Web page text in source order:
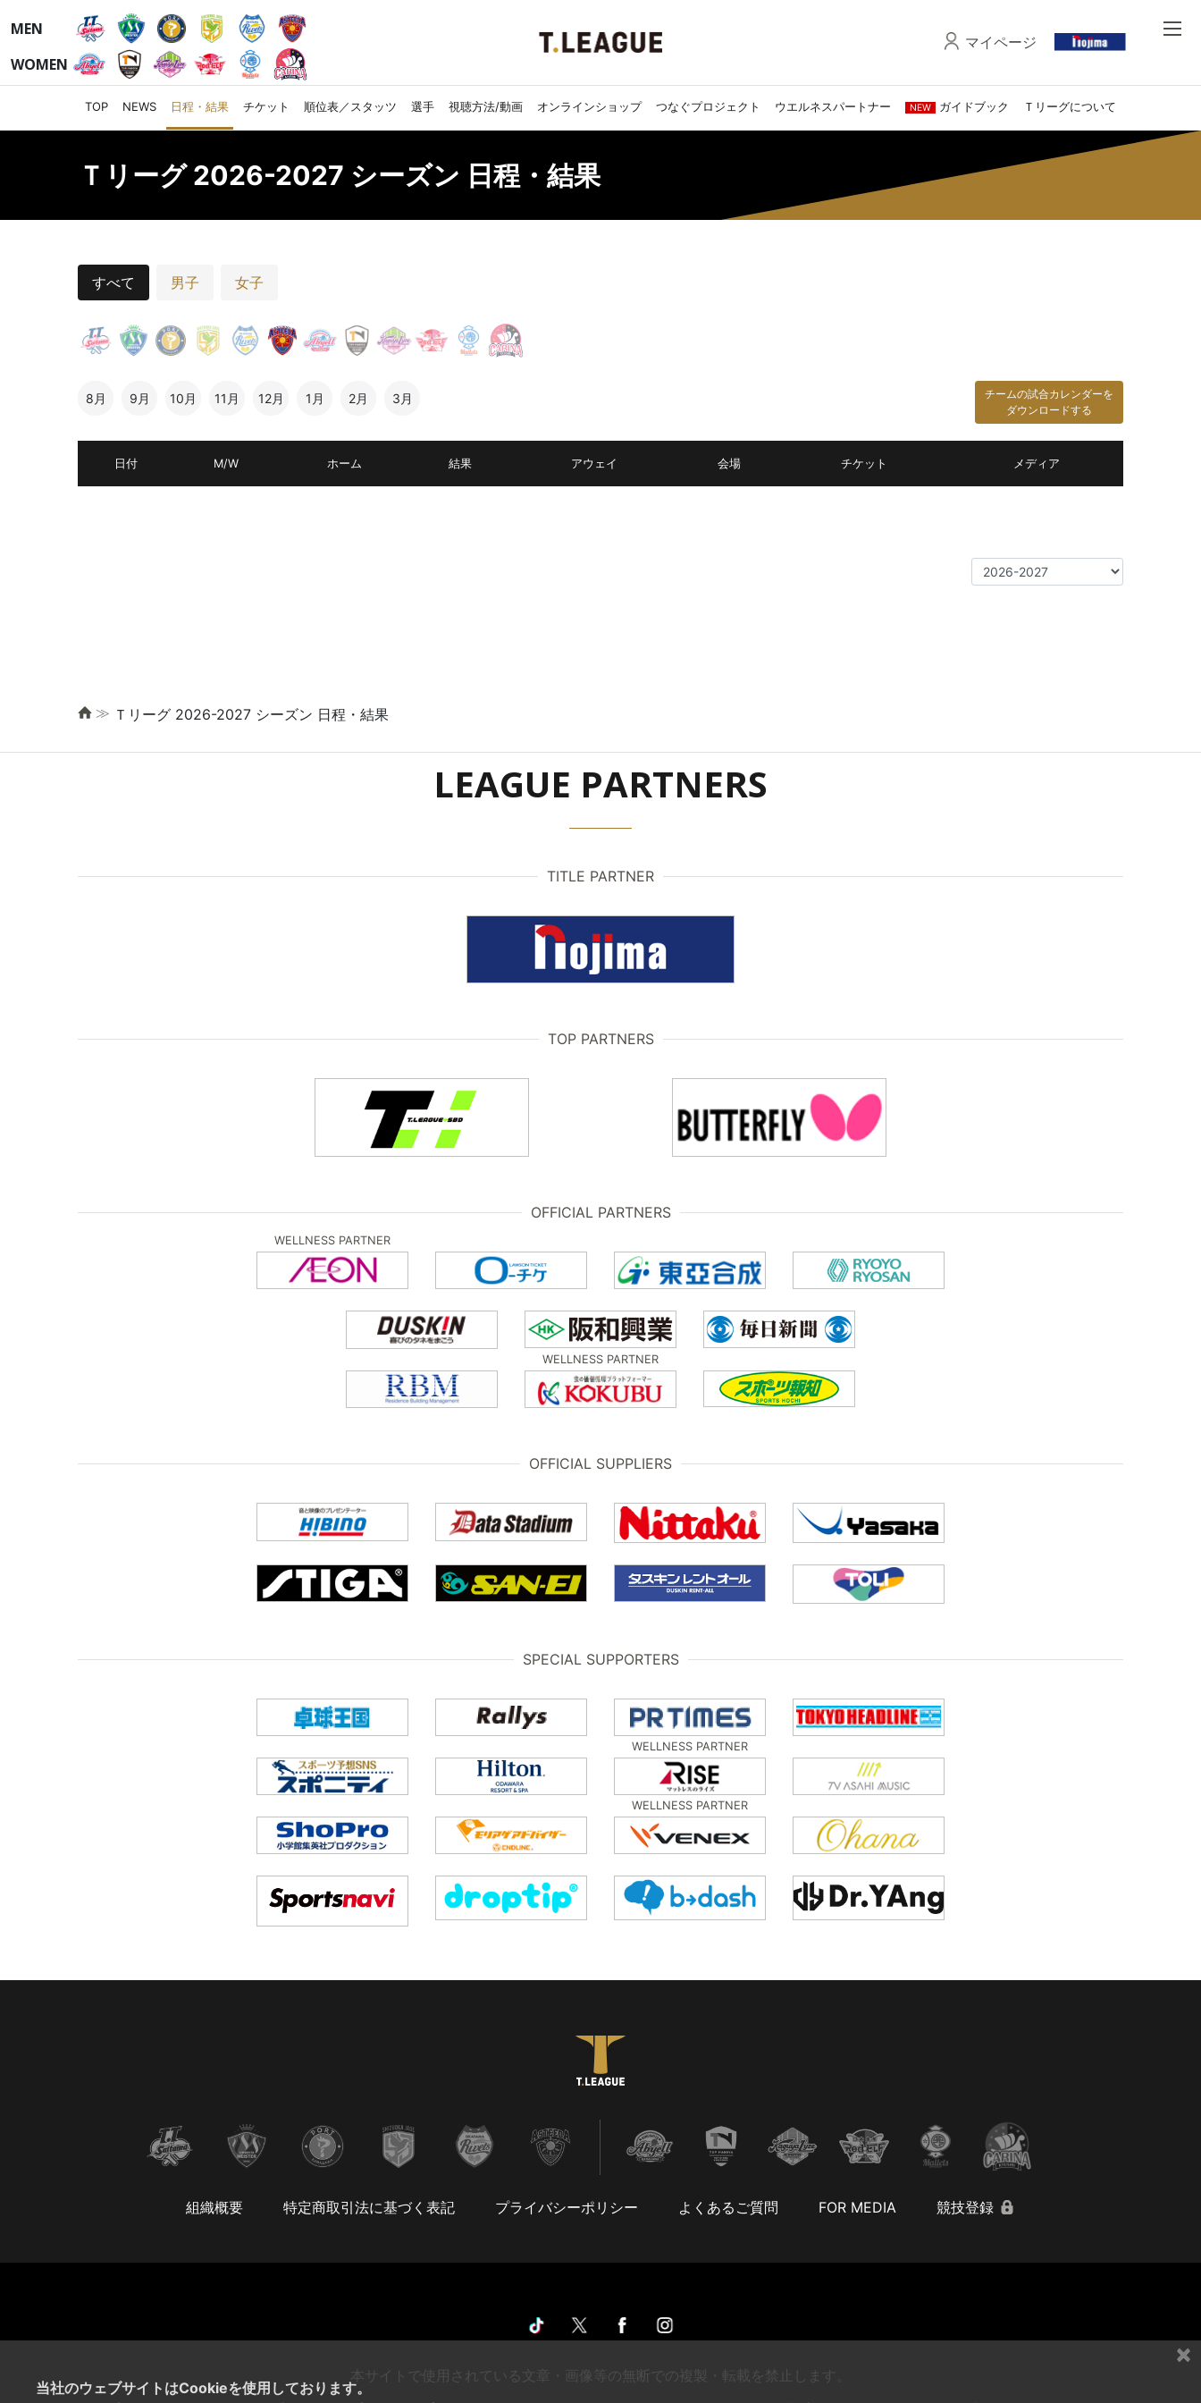
MEN
WOMEN
マイページ
TOP NEWS 日程・結果 チケット 順位表／スタッツ 選手 視聴方法/動画 オンラインショップ つなぐプロジェクト ウエルネスパートナー NEW ガイドブック Ｔリーグについて
Ｔリーグ 2026-2027 シーズン 日程・結果
すべて 男子 女子
8月 9月 10月 11月 12月 1月 2月 3月
チームの試合カレンダーを
ダウンロードする
日付 M/W ホーム 結果 アウェイ 会場 チケット メディア
≫ Ｔリーグ 2026-2027 シーズン 日程・結果
LEAGUE PARTNERS
TITLE PARTNER
TOP PARTNERS
OFFICIAL PARTNERS
WELLNESS PARTNER
WELLNESS PARTNER
OFFICIAL SUPPLIERS
SPECIAL SUPPORTERS
WELLNESS PARTNER
WELLNESS PARTNER
組織概要 特定商取引法に基づく表記 プライバシーポリシー よくあるご質問 FOR MEDIA 競技登録
本サイトで使用されている文章・画像等の無断での複製・転載を禁止します。
×
当社のウェブサイトはCookieを使用しております。